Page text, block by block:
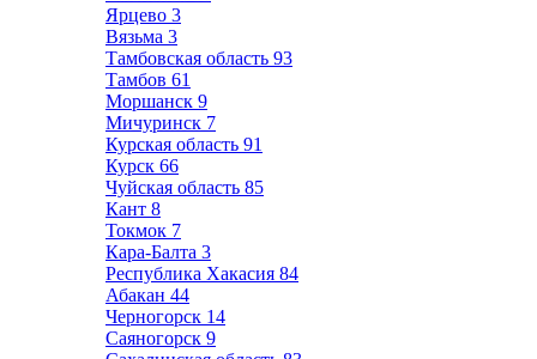
Ярцево 3
Вязьма 3
Тамбовская область 93
Тамбов 61
Моршанск 9
Мичуринск 7
Курская область 91
Курск 66
Чуйская область 85
Кант 8
Токмок 7
Кара-Балта 3
Республика Хакасия 84
Абакан 44
Черногорск 14
Саяногорск 9